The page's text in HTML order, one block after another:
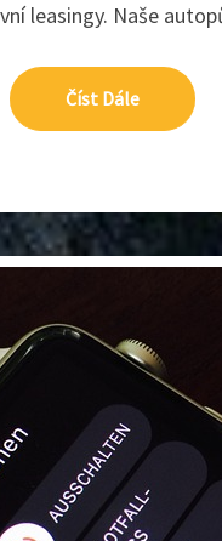
leasingy. Naše
Číst DáleČíst Dále